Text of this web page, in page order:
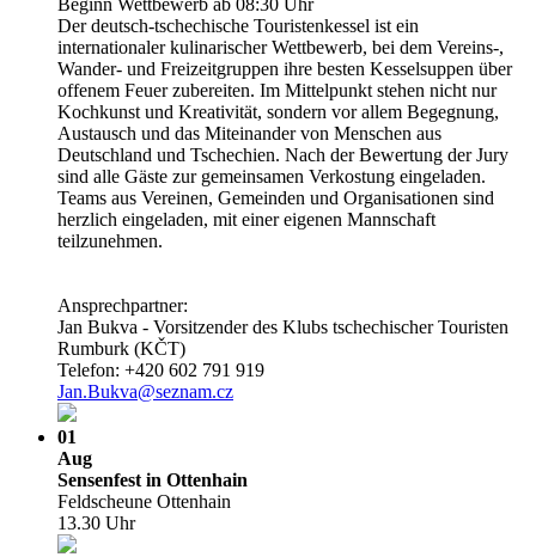
Beginn Wettbewerb ab 08:30 Uhr
Der deutsch-tschechische Touristenkessel ist ein
internationaler kulinarischer Wettbewerb, bei dem Vereins-,
Wander- und Freizeitgruppen ihre besten Kesselsuppen über
offenem Feuer zubereiten. Im Mittelpunkt stehen nicht nur
Kochkunst und Kreativität, sondern vor allem Begegnung,
Austausch und das Miteinander von Menschen aus
Deutschland und Tschechien. Nach der Bewertung der Jury
sind alle Gäste zur gemeinsamen Verkostung eingeladen.
Teams aus Vereinen, Gemeinden und Organisationen sind
herzlich eingeladen, mit einer eigenen Mannschaft
teilzunehmen.
Ansprechpartner:
Jan Bukva - Vorsitzender des Klubs tschechischer Touristen
Rumburk (KČT)
Telefon: +420 602 791 919
Jan.Bukva@seznam.cz
01
Aug
Sensenfest in Ottenhain
Feldscheune Ottenhain
13.30 Uhr